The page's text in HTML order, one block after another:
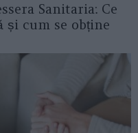
Sanitaria: Ce
și cum se obține